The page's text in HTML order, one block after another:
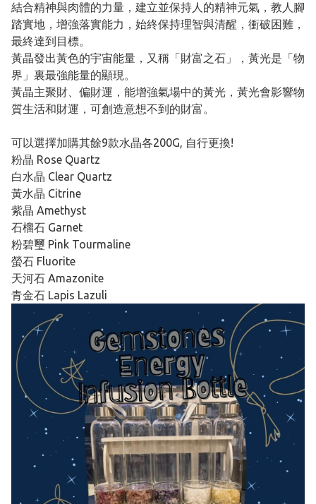
結合精神與肉體的力量，建立並保持人的精神元氣，教人腳
踏實地，增強落實能力，始終保持理智與清醒，衝破困難，
最終達到目標。
黃晶發出黃色的宇宙能量，又稱「財富之石」，黃光是「物
界」裏最強能量的顯現。
黃晶主聚財、偏財運，能增強氣場中的黃光，黃光會影響物
質生活和財運，可創造意想不到的財富。
可以選擇加購其餘9款水晶各200G, 自行更換!
粉晶 Rose Quartz
白水晶 Clear Quartz
黃水晶 Citrine
紫晶 Amethyst
石榴石 Garnet
粉碧璽 Pink Tourmaline
螢石 Fluorite
天河石 Amazonite
青金石 Lapis Lazuli